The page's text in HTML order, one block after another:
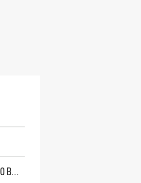
ОТКЛЮЧЕНИЕ ЭЛЕКТРИЧЕСТВА В ПОДМОСКОВЬЕ 29 ИЮНЯ: В КАКИХ ОКРУГАХ И НА СКОЛЬКО ВЫКЛЮЧИЛИ СВЕТ